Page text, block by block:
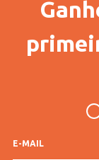
Vendido Por
Código
Idade
E-MAIL